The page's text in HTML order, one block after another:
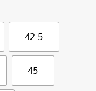
42.5
45